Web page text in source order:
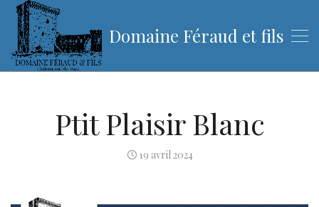
Domaine Féraud et fils
Ptit Plaisir Blanc
19 avril 2024